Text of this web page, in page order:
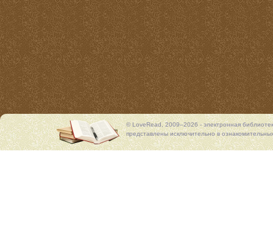
© LoveRead, 2009–2026 - электронная
представлены исключительно в